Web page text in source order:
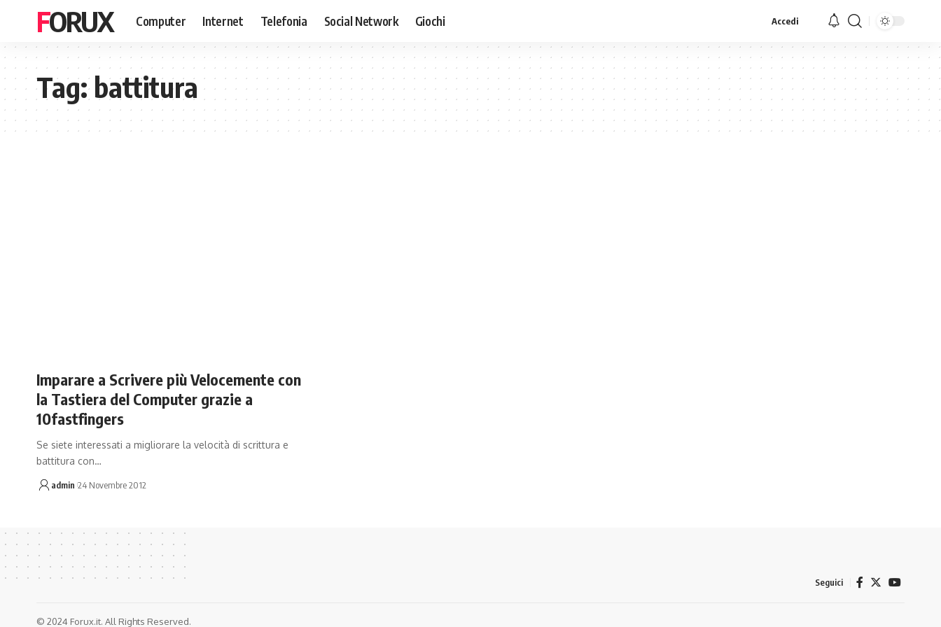
FORUX Computer Internet Telefonia Social Network Giochi Accedi
Tag:battitura
Imparare a Scrivere più Velocemente con
la Tastiera del Computer grazie a
10fastfingers
Se siete interessati a migliorare la velocità di scrittura e
battitura con…
admin 24 Novembre 2012
Seguici
© 2024 Forux.it. All Rights Reserved.